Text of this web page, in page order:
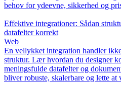
behov for ydeevne, sikkerhed og
Effektive integrationer: Sådan
datafelter korrekt
Web
En vellykket integration handler
struktur. Lær hvordan du designer
meningsfulde datafelter og
bliver robuste, skalerbare og lette at